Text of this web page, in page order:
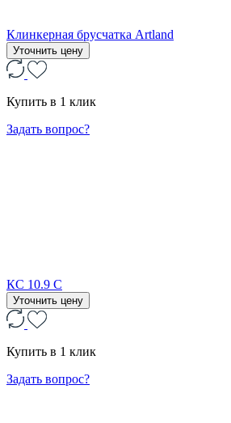
Клинкерная брусчатка Artland
Уточнить цену
Купить в 1 клик
Задать вопрос?
КС 10.9 С
Уточнить цену
Купить в 1 клик
Задать вопрос?